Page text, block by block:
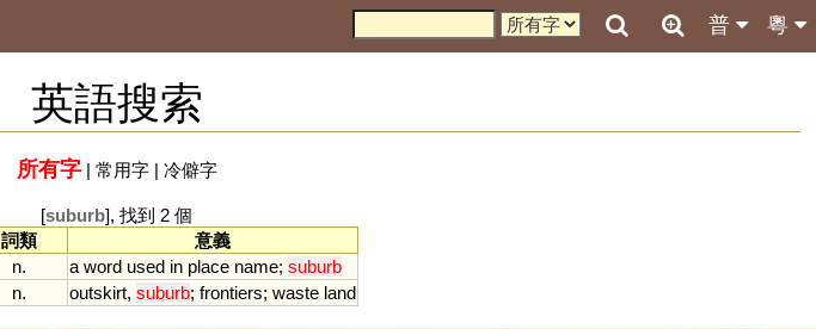
粵
普
英語搜索
所有字| 常用字| 冷僻字
[suburb], 找到 2 個
詞類
意義
n. a word used in place name; suburb
n. outskirt, suburb; frontiers; waste land